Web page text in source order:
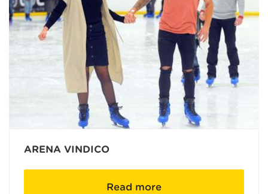
ARENA VINDICO
Read more